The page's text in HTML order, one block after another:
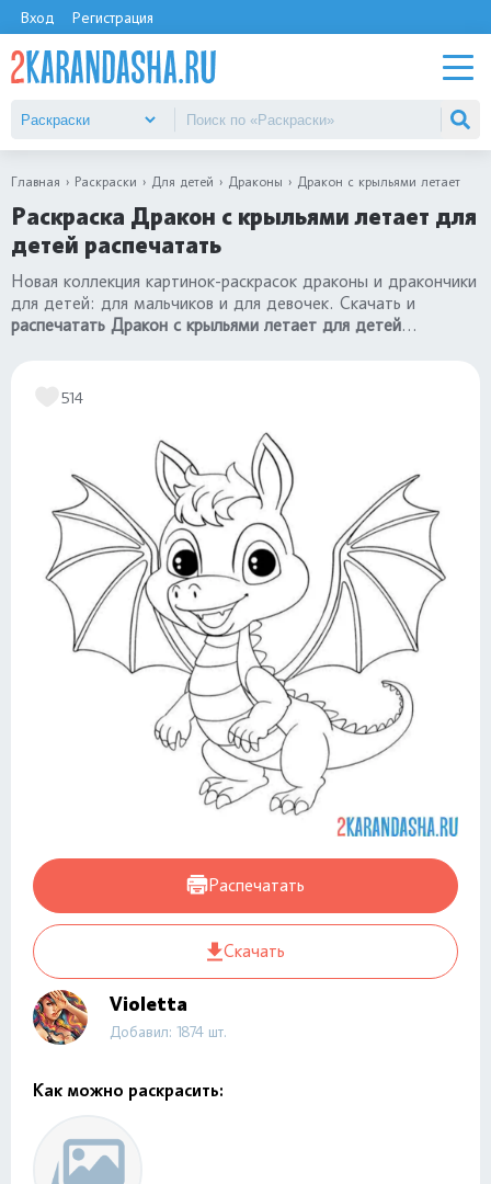
Вход Регистрация
Главная Раскраски Для детей Драконы Дракон с крыльями летает
Раскраска Дракон с крыльями летает для
детей распечатать
Новая коллекция картинок-раскрасок драконы и дракончики
для детей: для мальчиков и для девочек. Скачать и
распечатать Дракон с крыльями летает для детей
514
Распечатать
Скачать
Violetta
Добавил: 1874 шт.
Как можно раскрасить: